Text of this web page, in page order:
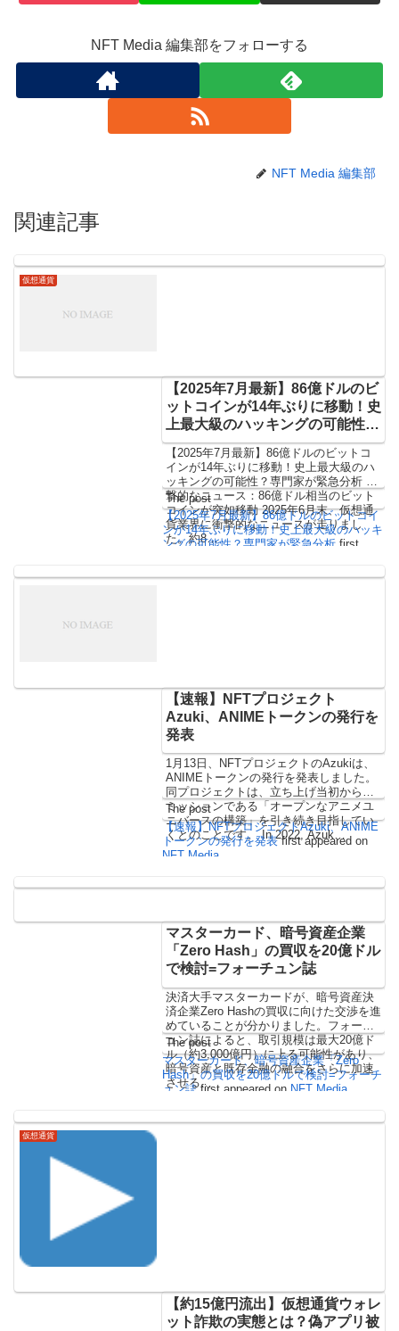
NFT Media 編集部をフォローする
NFT Media 編集部
関連記事
仮想通貨
【2025年7月最新】86億ドルのビ
ットコインが14年ぶりに移動！史
上最大級のハッキングの可能性？
専門家が緊急分析
【2025年7月最新】86億ドルのビットコ
インが14年ぶりに移動！史上最大級のハ
ッキングの可能性？専門家が緊急分析 衝
撃的なニュース：86億ドル相当のビット
コインが突如移動 2025年6月末、仮想通
貨業界に衝撃的なニュースが走りまし
た。約8…
The post
【2025年7月最新】86億ドルのビットコイ
ンが14年ぶりに移動！史上最大級のハッキ
ングの可能性？専門家が緊急分析 first
【速報】NFTプロジェクト
Azuki、ANIMEトークンの発行を
発表
1月13日、NFTプロジェクトのAzukiは、
ANIMEトークンの発行を発表しました。
同プロジェクトは、立ち上げ当初からの
ミッションである「オープンなアニメユ
ニバースの構築」を引き続き目指してい
くとのことです。 In 2022, Azuk…
The post
【速報】NFTプロジェクトAzuki、ANIME
トークンの発行を発表first appeared on
NFT Media
マスターカード、暗号資産企業
「Zero Hash」の買収を20億ドル
で検討=フォーチュン誌
決済大手マスターカードが、暗号資産決
済企業Zero Hashの買収に向けた交渉を進
めていることが分かりました。フォーチ
ュン誌によると、取引規模は最大20億ド
ル（約3,000億円）に上る可能性があり、
暗号資産と既存金融の融合をさらに加速
させる…
The post
マスターカード、暗号資産企業「Zero
Hash」の買収を20億ドルで検討=フォーチ
ュン誌first appeared on NFT Media
仮想通貨
【約15億円流出】仮想通貨ウォレ
ット詐欺の実態とは？偽アプリ被